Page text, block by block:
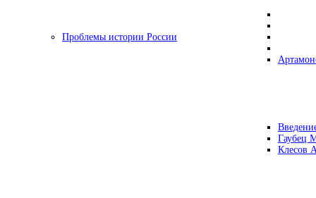
Проблемы истории России
Гаубец
Клесов